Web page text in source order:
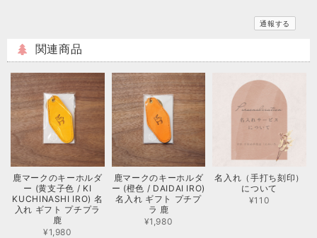
通報する
関連商品
鹿マークのキーホルダ
ー (黄支子色 / KI
KUCHINASHI IRO) 名
入れ ギフト プチプラ
鹿
¥1,980
鹿マークのキーホルダ
ー (橙色 / DAIDAI IRO)
名入れ ギフト プチプ
ラ 鹿
¥1,980
名入れ（手打ち刻印）
について
¥110